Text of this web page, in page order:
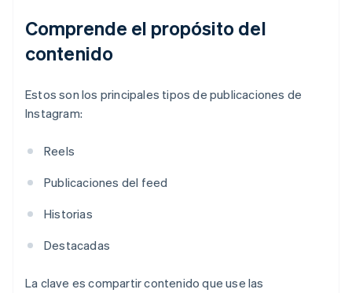
Comprende el propósito del
contenido
Estos son los principales tipos de publicaciones de
Instagram:
Reels
Publicaciones del feed
Historias
Destacadas
La clave es compartir contenido que use las